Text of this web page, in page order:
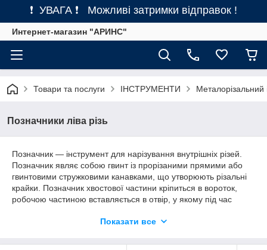
❗ УВАГА ❗ Можливі затримки відправок !
Интернет-магазин "АРИНС"
Товари та послуги ІНСТРУМЕНТИ Металорізальний
Позначники ліва різь
Позначник — інструмент для нарізування внутрішніх різей.
Позначник являє собою гвинт із прорізаними прямими або
гвинтовими стружковими канавками, що утворюють різальні
крайки. Позначник хвостової частини кріпиться в вороток,
робочою частиною вставляється в отвір, у якому під час
нарізається різь. Робоча частина позначника має різальну та
тертя її оброблювану деталь виконується потилуваною
Показати все